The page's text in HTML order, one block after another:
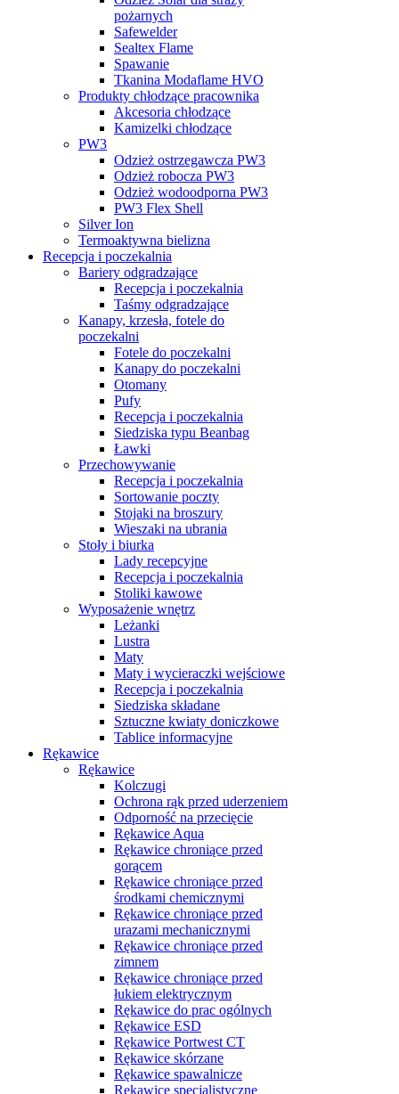
pożarnych
Safewelder
Sealtex Flame
Spawanie
Tkanina Modaflame HVO
Produkty chłodzące pracownika
Akcesoria chłodzące
Kamizelki chłodzące
PW3
Odzież ostrzegawcza PW3
Odzież robocza PW3
Odzież wodoodporna PW3
PW3 Flex Shell
Silver Ion
Termoaktywna bielizna
Recepcja i poczekalnia
Bariery odgradzające
Recepcja i poczekalnia
Taśmy odgradzające
Kanapy, krzesła, fotele do
poczekalni
Fotele do poczekalni
Kanapy do poczekalni
Otomany
Pufy
Recepcja i poczekalnia
Siedziska typu Beanbag
Ławki
Przechowywanie
Recepcja i poczekalnia
Sortowanie poczty
Stojaki na broszury
Wieszaki na ubrania
Stoły i biurka
Lady recepcyjne
Recepcja i poczekalnia
Stoliki kawowe
Wyposażenie wnętrz
Leżanki
Lustra
Maty
Maty i wycieraczki wejściowe
Recepcja i poczekalnia
Siedziska składane
Sztuczne kwiaty doniczkowe
Tablice informacyjne
Rękawice
Rękawice
Kolczugi
Ochrona rąk przed uderzeniem
Odporność na przecięcie
Rękawice Aqua
Rękawice chroniące przed
gorącem
Rękawice chroniące przed
środkami chemicznymi
Rękawice chroniące przed
urazami mechanicznymi
Rękawice chroniące przed
zimnem
Rękawice chroniące przed
łukiem elektrycznym
Rękawice do prac ogólnych
Rękawice ESD
Rękawice Portwest CT
Rękawice skórzane
Rękawice spawalnicze
Rękawice specjalistyczne